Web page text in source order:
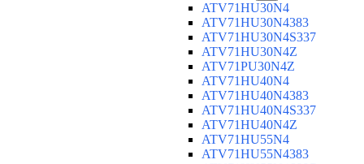
ATV71HU30N4
ATV71HU30N4383
ATV71HU30N4S337
ATV71HU30N4Z
ATV71PU30N4Z
ATV71HU40N4
ATV71HU40N4383
ATV71HU40N4S337
ATV71HU40N4Z
ATV71HU55N4
ATV71HU55N4383